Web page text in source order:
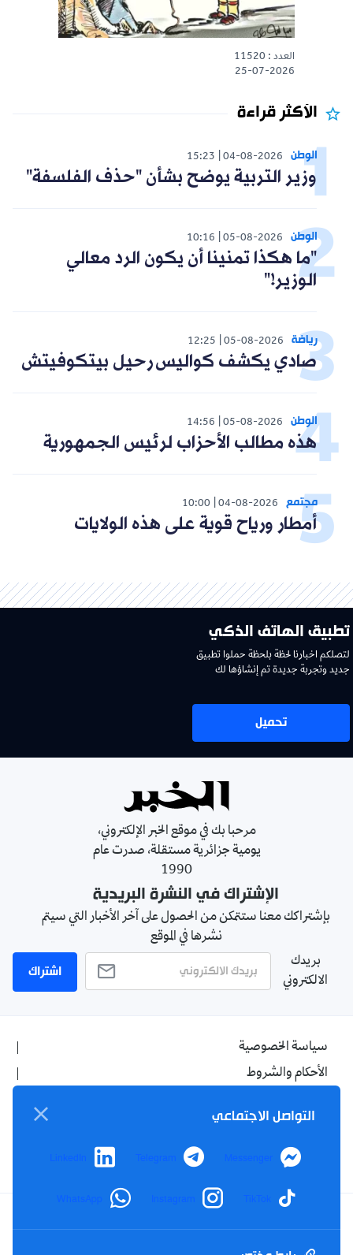
العدد : 11520
25-07-2026
الأكثر قراءة
الوطن 04-08-2026
15:23
وزير التربية يوضح بشأن "حذف الفلسفة"
الوطن 05-08-2026
10:16
"ما هكذا تمنينا أن يكون الرد معالي
الوزير!"
رياضة 05-08-2026
12:25
صادي يكشف كواليس رحيل بيتكوفيتش
الوطن 05-08-2026
14:56
هذه مطالب الأحزاب لرئيس الجمهورية
مجتمع 04-08-2026
10:00
أمطار ورياح قوية على هذه الولايات
تطبيق الهاتف الذكي
لتصلكم اخبارنا لحظة بلحظة حملوا تطبيق
جديد وتجربة جديدة تم إنشاؤها لك
تحميل
مرحبا بك في موقع الخبر الإلكتروني،
يومية جزائرية مستقلة، صدرت عام
1990
الإشتراك في النشرة البريدية
بإشتراكك معنا ستتمكن من الحصول على آخر الأخبار التي سيتم
نشرها في الموقع
بريدك
الالكتروني
اشتراك
سياسة الخصوصية
الأحكام والشروط
اتصل بنا
من نحن
Facebook
YouTube
TikTok
Twitter
التواصل الاجتماعي
Messenger
Telegram
LinkedIn
TikTok
Instagram
WhatsApp